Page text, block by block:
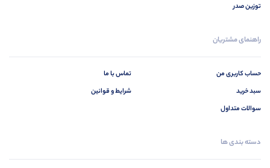
توزین صدر
راهنمای مشتریان
حساب کاربری من
سبد خرید
سوالات متداول
تماس با ما
شرایط و قوانین
دسته بندی ها